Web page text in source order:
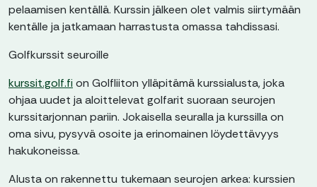
pelaamisen kentällä. Kurssin jälkeen olet valmis siirtymään
kentälle ja jatkamaan harrastusta omassa tahdissasi.
Golfkurssit seuroille
kurssit.golf.fi on Golfliiton ylläpitämä kurssialusta, joka
ohjaa uudet ja aloittelevat golfarit suoraan seurojen
kurssitarjonnan pariin. Jokaisella seuralla ja kurssilla on
oma sivu, pysyvä osoite ja erinomainen löydettävyys
hakukoneissa.
Alusta on rakennettu tukemaan seurojen arkea: kurssien